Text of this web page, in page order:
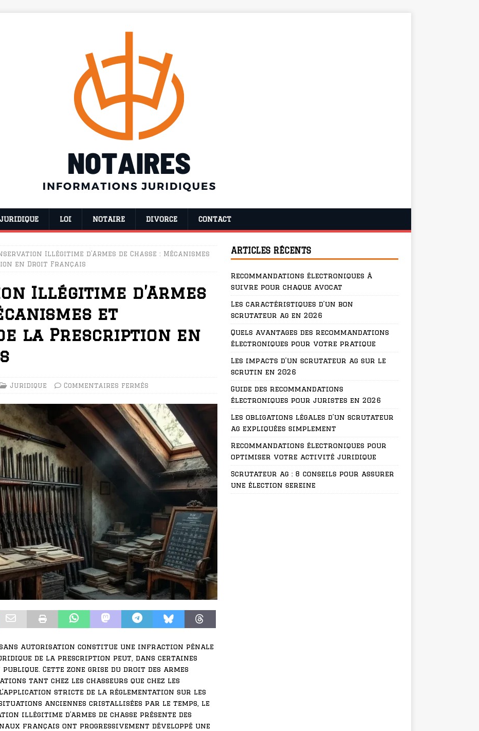
JURIDIQUE LOI NOTAIRE DIVORCE CONTACT
Illégitime d’Armes de Chasse : Mécanismes
en Droit Français
Illégitime d’Armes
et
la Prescription en
Juridique Commentaires fermés
sans autorisation constitue une infraction pénale
de la prescription peut, dans certaines
Cette zone grise du droit des armes
tant chez les chasseurs que chez les
stricte de la réglementation sur les
anciennes cristallisées par le temps, le
illégitime d’armes de chasse présente des
français ont progressivement développé une
ARTICLES RÉCENTS
Recommandations électroniques à
suivre pour chaque avocat
Les caractéristiques d’un bon
scrutateur ag en 2026
Quels avantages des recommandations
électroniques pour votre pratique
Les impacts d’un scrutateur ag sur le
scrutin en 2026
Guide des recommandations
électroniques pour juristes en 2026
Les obligations légales d’un scrutateur
ag expliquées simplement
Recommandations électroniques pour
optimiser votre activité juridique
Scrutateur ag : 8 conseils pour assurer
une élection sereine